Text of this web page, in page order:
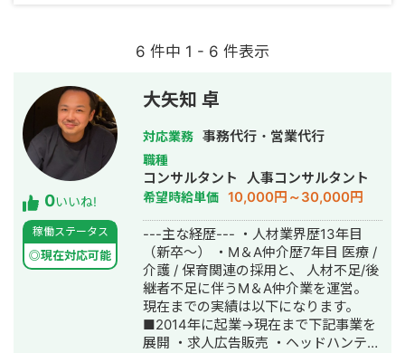
6 件中 1 - 6 件表示
0いいね!
稼働ステータス
◎現在対応可能
大矢知 卓
対応業務 事務代行・営業代行
職種
コンサルタント 人事コンサルタント
希望時給単価 10,000円～30,000円
---主な経歴--- ・人材業界歴13年目
（新卒～） ・M＆A仲介歴7年目 医療 /
介護 / 保育関連の採用と、 人材不足/後
継者不足に伴うM＆A仲介業を運営。
現在までの実績は以下になります。
■2014年に起業→現在まで下記事業を
展開 ・求人広告販売 ・ヘッドハンティ